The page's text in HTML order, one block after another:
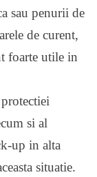
sau penurii de
de curent,
foarte utile in
si al
up in alta
situatie.